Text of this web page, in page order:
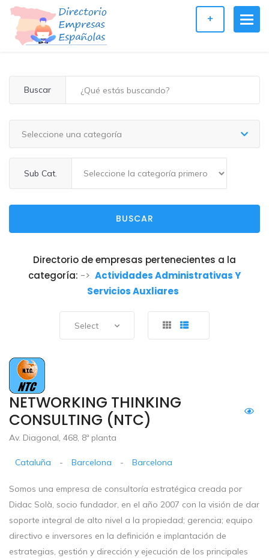
+
Buscar
Seleccione una categoría
Sub Cat.
BUSCAR
Directorio de empresas pertenecientes a la
categoría: -> Actividades Administrativas Y
Servicios Auxliares
Select
NETWORKING THINKING
CONSULTING (NTC)
Av. Diagonal, 468, 8ª planta
Cataluña - Barcelona - Barcelona
Somos una empresa de consultoría estratégica creada por
Didac Solà, socio fundador, en el año 2007 con la visión de dar
soporte integral de alto nivel a la propiedad; gerencia; equipo
directivo e inversores en la definición e implantación de
estrategias, gestión y dirección y ejecución de los principales